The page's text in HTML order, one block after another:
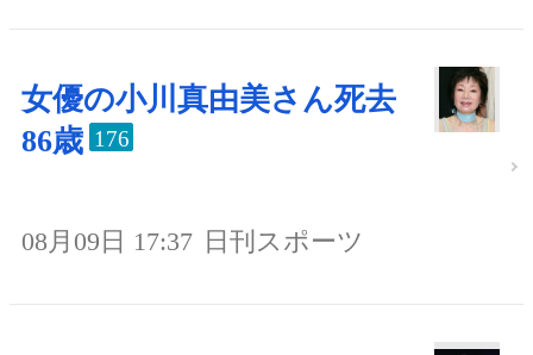
女優の小川真由美さん死去
86歳 176
08月09日 17:37 日刊スポーツ